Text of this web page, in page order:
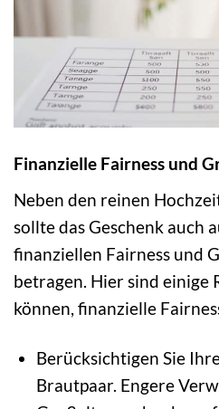
Finanzielle Fairness und
Neben den reinen
sollte das Geschenk auch
finanziellen Fairness und
betragen. Hier sind einige
können, finanzielle
Berücksichtigen Sie
Brautpaar. Engere